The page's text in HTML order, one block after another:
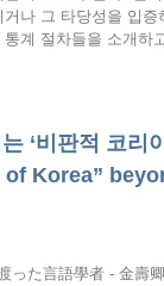
나 그 타당성을 입
계 절차들을 소개
‘비판적 코
Korea”
った言語學者 - 金壽